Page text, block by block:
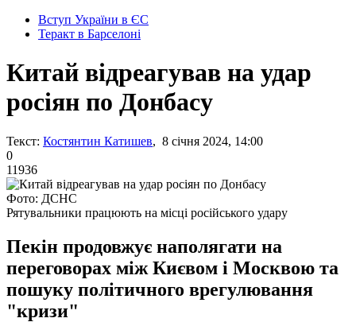
Вступ України в ЄС
Теракт в Барселоні
Китай відреагував на удар
росіян по Донбасу
Текст: Костянтин Катишев, 8 січня 2024, 14:00
0
11936
Фото: ДСНС
Рятувальники працюють на місці російського удару
Пекін продовжує наполягати на
переговорах між Києвом і Москвою та
пошуку політичного врегулювання
"кризи"